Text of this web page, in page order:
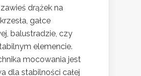
drążek na
gałce
balustradzie, czy
elemencie.
mocowania jest
dla stabilności całej